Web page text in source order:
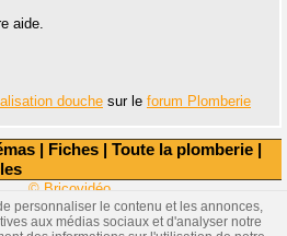
| Fiches | Toute la plomberie |
aide.
douche sur le forum Plomberie
© Bricovidéo
personnaliser le contenu et les annonces,
aux médias sociaux et d'analyser notre